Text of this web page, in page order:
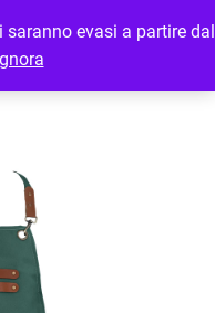
evasi a partire dal
LOGIN